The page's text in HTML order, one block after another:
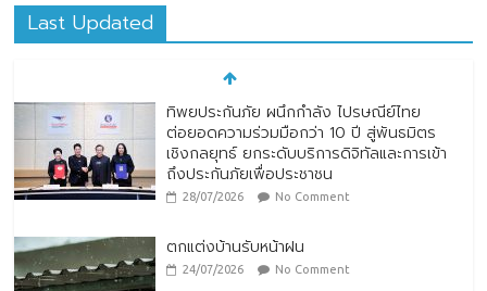
Last Updated
ทิพยประกันภัย ผนึกกำลัง ไปรษณีย์ไทย
ต่อยอดความร่วมมือกว่า 10 ปี สู่พันธมิตร
เชิงกลยุทธ์ ยกระดับบริการดิจิทัลและการเข้า
ถึงประกันภัยเพื่อประชาชน
28/07/2026 No Comment
ตกแต่งบ้านรับหน้าฝน
24/07/2026 No Comment